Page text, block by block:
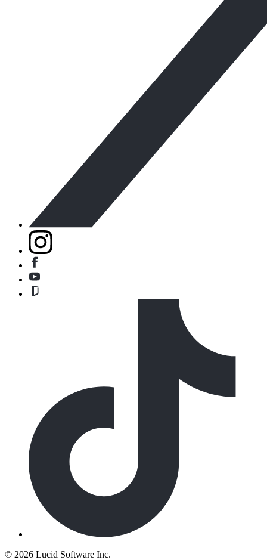
© 2026 Lucid Software Inc.